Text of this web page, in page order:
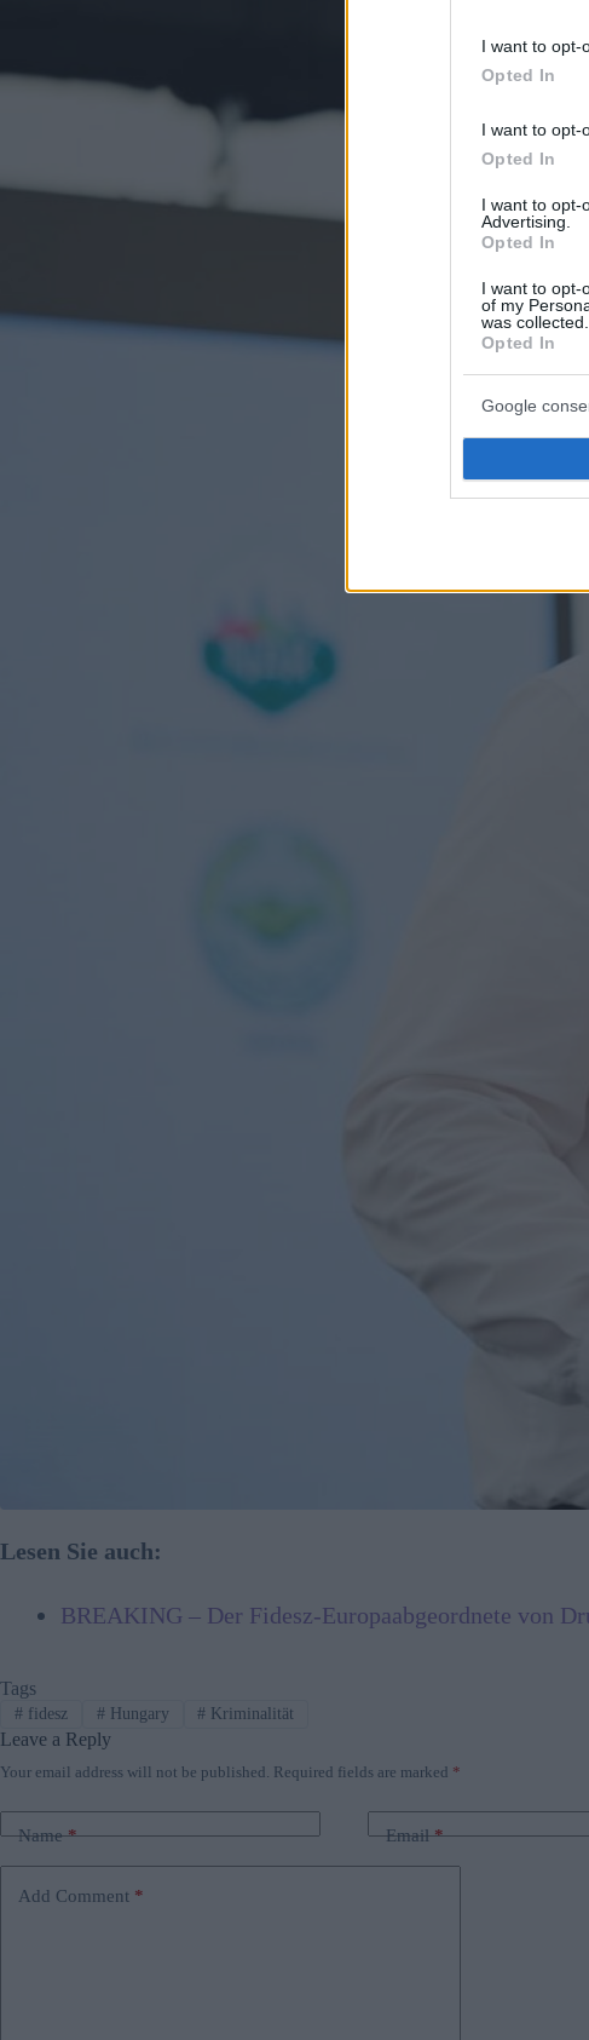
I want to opt-
Opted In
I want to opt-
Opted In
I want to opt-
Advertising.
Opted In
I want to opt-
of my
was collected.
Opted In
Google
Lesen Sie auch:
BREAKING – Der Fidesz-Europaabgeordnete von
Tags
#fidesz #Hungary # Kriminalität
Leave a Reply
Your email address will not be published. Required fields are marked *
Name* Email*
Add Comment *